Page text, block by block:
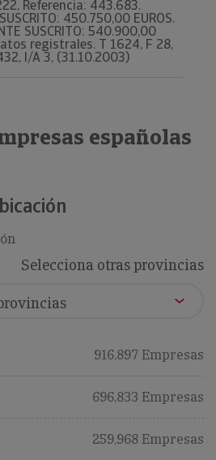
Referencia: 443.683.
450.750,00 EUROS.
SUSCRITO: 540.900,00
registrales. T 1624, F 28,
I/A 3, (31.10.2003)
españolas
Selecciona otras provincias
916,897 Empresas
696,833 Empresas
259,968 Empresas